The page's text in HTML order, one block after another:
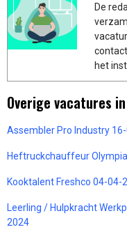
De
het
Overige vacatures
Assembler Pro Industry
Heftruckchauffeur
Kooktalent Freshco 04-04-
Leerling / Hulpkracht
2024